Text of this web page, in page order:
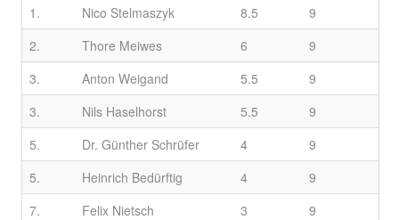
1.
Nico Stelmaszyk 8.5
9
2.
Thore Meiwes 6
9
3.
Anton Weigand 5.5
9
3.
Nils Haselhorst 5.5
9
5.
Dr. Günther Schrüfer 4
9
5.
Heinrich Bedürftig 4
9
7.
Felix Nietsch 3
9